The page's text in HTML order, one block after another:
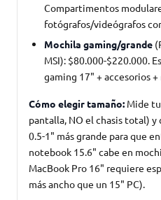
Compartimentos
fotógrafos/videógrafos
Mochila gaming/grande
MSI): $80.000-$220.000.
gaming 17" + accesorios +
Cómo elegir tamaño: Mide
pantalla, NO el chasis total)
0.5-1" más grande para que
notebook 15.6" cabe en
MacBook Pro 16" requiere
más ancho que un 15" PC).